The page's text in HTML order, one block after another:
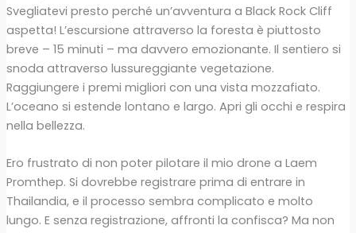
Svegliatevi presto perché un’avventura a Black Rock Cliff
aspetta! L’escursione attraverso la foresta è piuttosto
breve – 15 minuti – ma davvero emozionante. Il sentiero si
snoda attraverso lussureggiante vegetazione.
Raggiungere i premi migliori con una vista mozzafiato.
L’oceano si estende lontano e largo. Apri gli occhi e respira
nella bellezza.
Ero frustrato di non poter pilotare il mio drone a Laem
Promthep. Si dovrebbe registrare prima di entrare in
Thailandia, e il processo sembra complicato e molto
lungo. E senza registrazione, affronti la confisca? Ma non